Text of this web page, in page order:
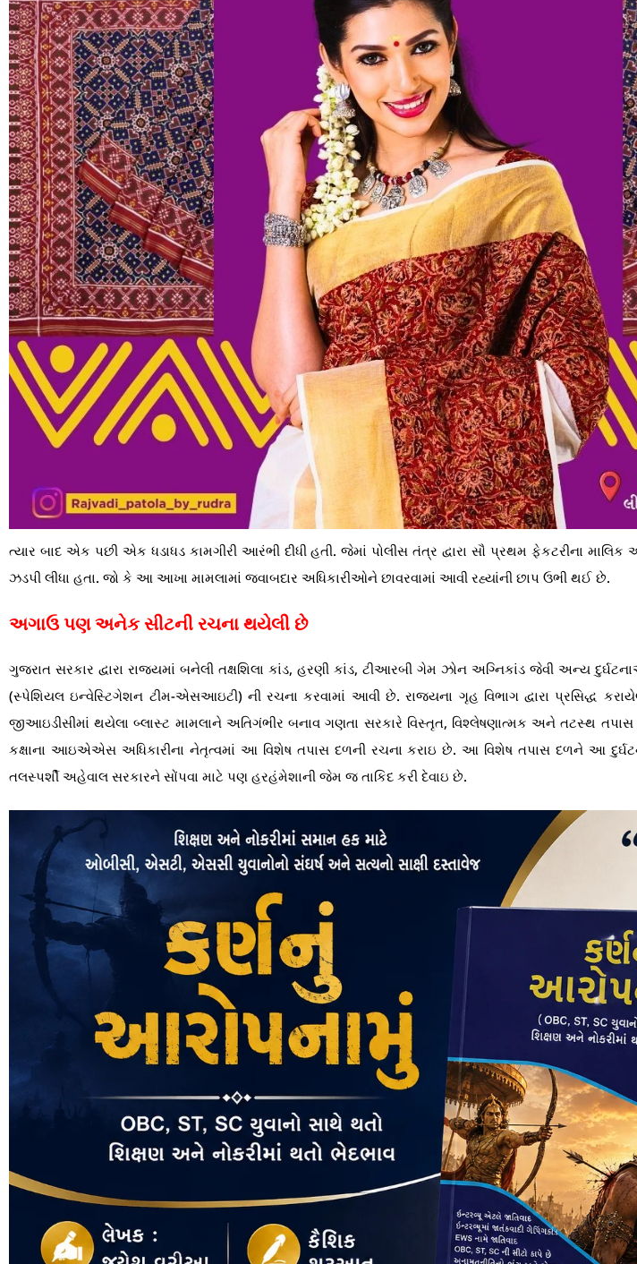
ત્યાર બાદ એક પછી એક ધડાધડ કામગીરી આરંભી દીધી હતી. જેમાં પોલીસ તંત્ર દ્વારા સૌ પ્રથમ ફેકટરીના
ઝડપી લીધા હતા. જો કે આ આખા મામલામાં જવાબદાર અધિકારીઓને છાવરવામાં આવી રહ્યાંની છાપ ઉભી થઈ છે.
અગાઉ પણ અનેક સીટની રચના થયેલી છે
ગુજરાત સરકાર દ્વારા રાજયમાં બનેલી તક્ષશિલા કાંડ, હરણી કાંડ, ટીઆરબી ગેમ ઝોન અગ્નિકાંડ જેવી અન્ય
(સ્પેશિયલ ઇન્વેસ્ટિગેશન ટીમ-એસઆઇટી) ની રચના કરવામાં આવી છે. રાજ્યના ગૃહ વિભાગ દ્વારા પ્રસિદ્ધ
જીઆઇડીસીમાં થયેલા બ્લાસ્ટ મામલાને અતિગંભીર બનાવ ગણતા સરકારે વિસ્તૃત, વિશ્લેષણાત્મક અને તટસ્થ તપાસ
કક્ષાના આઇએએસ અધિકારીના નેતૃત્વમાં આ વિશેષ તપાસ દળની રચના કરાઇ છે. આ વિશેષ તપાસ દળને આ
તલસ્પર્શી અહેવાલ સરકારને સોંપવા માટે પણ હરહંમેશાની જેમ જ તાકિદ કરી દેવાઇ છે.